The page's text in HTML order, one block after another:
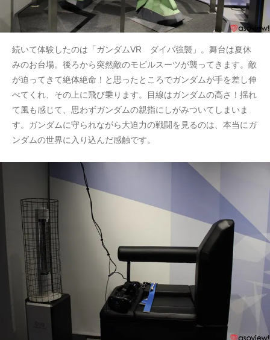
続いて体験したのは「ガンダムVR ダイバ強襲」。舞台は夏休
みのお台場。後ろから突然敵のモビルスーツが襲ってきます。敵
が迫ってきて絶体絶命！と思ったところでガンダムが手を差し伸
べてくれ、その上に飛び乗ります。目線はガンダムの高さ！揺れ
て風も感じて、思わずガンダムの親指にしがみついてしまいま
す。ガンダムに守られながら大迫力の戦闘を見るのは、本当にガ
ンダムの世界に入り込んだ感触です。